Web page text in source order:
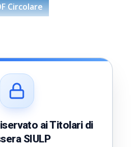
Circolare
ai Titolari di
SIULP